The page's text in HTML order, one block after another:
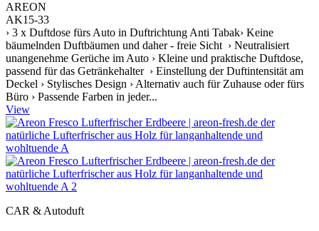
AREON
AK15-33
› 3 x Duftdose fürs Auto in Duftrichtung Anti Tabak› Keine
bäumelnden Duftbäumen und daher - freie Sicht › Neutralisiert
unangenehme Gerüche im Auto › Kleine und praktische Duftdose,
passend für das Getränkehalter › Einstellung der Duftintensität am
Deckel › Stylisches Design › Alternativ auch für Zuhause oder fürs
Büro › Passende Farben in jeder...
View
CAR & Autoduft